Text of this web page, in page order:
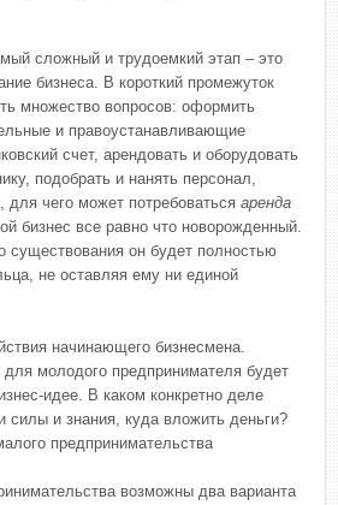
сложный и трудоемкий этап – это
бизнеса. В короткий промежуток
множество вопросов: оформить
и правоустанавливающие
счет, арендовать и оборудовать
подобрать и нанять персонал,
для чего может потребоваться аренда
бизнес все равно что новорожденный.
существования он будет полностью
не оставляя ему ни единой
начинающего бизнесмена.
молодого предпринимателя будет
идее. В каком конкретно деле
силы и знания, куда вложить деньги?
предпринимательства
возможны два варианта